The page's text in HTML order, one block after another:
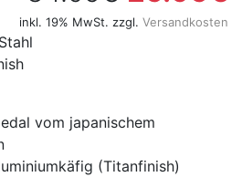
inkl. 19% MwSt. zzgl. Versandkosten
vom japanischem
(Titanfinish)